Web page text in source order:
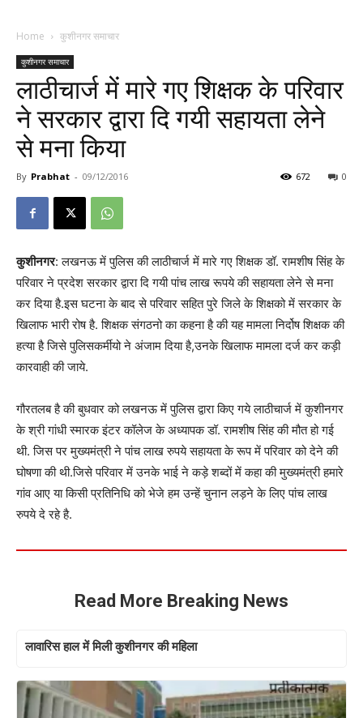
Home कुशीनगर समाचार
कुशीनगर समाचार
लाठीचार्ज में मारे गए शिक्षक के परिवार
ने सरकार द्वारा दि गयी सहायता लेने
से मना किया
By Prabhat - 09/12/2016 0
672
कुशीनगर: लखनऊ में पुलिस की लाठीचार्ज में मारे गए शिक्षक डॉ. रामशीष सिंह के
परिवार ने प्रदेश सरकार द्वारा दि गयी पांच लाख रूपये की सहायता लेने से मना
कर दिया है.इस घटना के बाद से परिवार सहित पुरे जिले के शिक्षको में सरकार के
खिलाफ भारी रोष है. शिक्षक संगठनो का कहना है की यह मामला निर्दोष शिक्षक की
हत्या है जिसे पुलिसकर्मीयो ने अंजाम दिया है,उनके खिलाफ मामला दर्ज कर कड़ी
कारवाही की जाये.
गौरतलब है की बुधवार को लखनऊ में पुलिस द्वारा किए गये लाठीचार्ज में कुशीनगर
के श्री गांधी स्मारक इंटर कॉलेज के अध्यापक डॉ. रामशीष सिंह की मौत हो गई
थी. जिस पर मुख्यमंत्री ने पांच लाख रुपये सहायता के रूप में परिवार को देने की
घोषणा की थी.जिसे परिवार में उनके भाई ने कड़े शब्दों में कहा की मुख्यमंत्री हमारे
गांव आए या किसी प्रतिनिधि को भेजे हम उन्हें चुनान लड़ने के लिए पांच लाख
रुपये दे रहे है.
Read More Breaking News
लावारिस हाल में मिली कुशीनगर की महिला